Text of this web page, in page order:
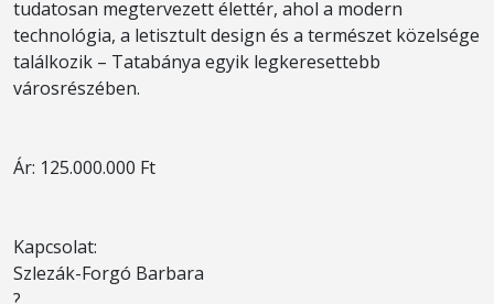
tudatosan megtervezett élettér, ahol a modern
technológia, a letisztult design és a természet közelsége
találkozik – Tatabánya egyik legkeresettebb
városrészében.
Ár: 125.000.000 Ft
Kapcsolat:
Szlezák-Forgó Barbara